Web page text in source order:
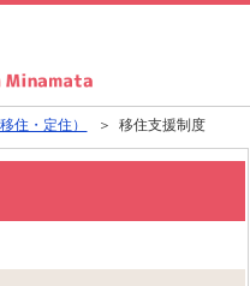
住・定住） ＞ 移住支援制度